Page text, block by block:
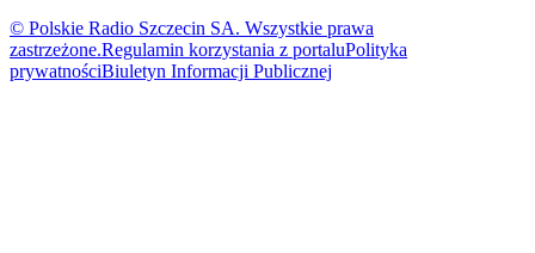
© Polskie Radio Szczecin SA. Wszystkie prawa
zastrzeżone.Regulamin korzystania z portaluPolityka
prywatnościBiuletyn Informacji Publicznej